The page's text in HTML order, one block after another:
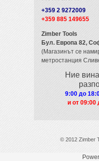
+359 2 9272009
+359 885 149655
Zimber Tools
Бул. Европа 82,
(Магазинът се
метростанция
Ние
9:00 до
и от 09:00
© 2012 Zimber